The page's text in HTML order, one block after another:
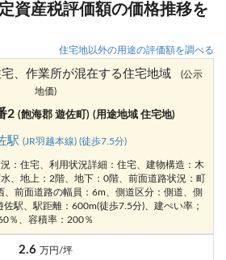
資産税評価額の価格推移を
住宅地以外の用途の評価額を調べる
、作業所が混在する住宅地域
(公示
地価)
2 (飽海郡 遊佐町) (用途地域 住宅地)
駅 (JR羽越本線) (徒歩7.5分)
：住宅、利用状況詳細：住宅、建物構造：木
、地上：2階、地下：0階、前面道路状況：町
、前面道路の幅員：6m、側道区分：側道、側
駅、駅距離：600m(徒歩7.5分)、建ぺい率；
％、容積率：200％
2.6 万円/坪